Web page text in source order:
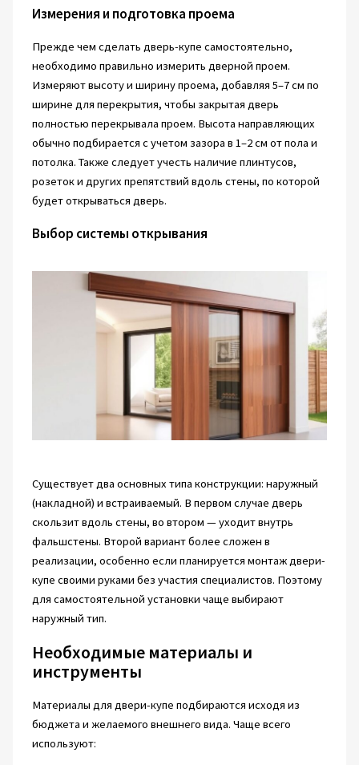
Измерения и подготовка проема
Прежде чем сделать дверь-купе самостоятельно,
необходимо правильно измерить дверной проем.
Измеряют высоту и ширину проема, добавляя 5–7 см по
ширине для перекрытия, чтобы закрытая дверь
полностью перекрывала проем. Высота направляющих
обычно подбирается с учетом зазора в 1–2 см от пола и
потолка. Также следует учесть наличие плинтусов,
розеток и других препятствий вдоль стены, по которой
будет открываться дверь.
Выбор системы открывания
Существует два основных типа конструкции: наружный
(накладной) и встраиваемый. В первом случае дверь
скользит вдоль стены, во втором — уходит внутрь
фальшстены. Второй вариант более сложен в
реализации, особенно если планируется монтаж двери-
купе своими руками без участия специалистов. Поэтому
для самостоятельной установки чаще выбирают
наружный тип.
Необходимые материалы и
инструменты
Материалы для двери-купе подбираются исходя из
бюджета и желаемого внешнего вида. Чаще всего
используют: